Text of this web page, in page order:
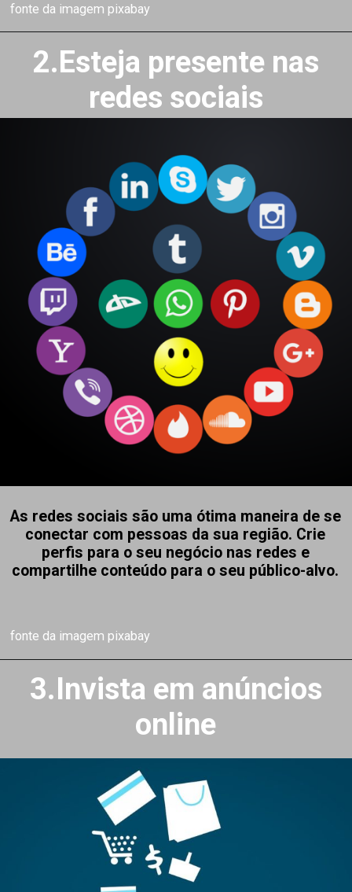
fonte da imagem pixabay
2.Esteja presente nas
redes sociais
As redes sociais são uma ótima maneira de se
conectar com pessoas da sua região. Crie
perfis para o seu negócio nas redes e
compartilhe conteúdo para o seu público-alvo.
fonte da imagem pixabay
3.Invista em anúncios
online